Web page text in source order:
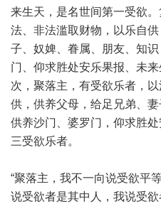
来生天，是名世间第一受欲
法、非法滥取财物，以乐自
子、奴婢、眷属、朋友、知
门、仰求胜处安乐果报、未
次，聚落主，有受欲乐者，
供，供养父母，给足兄弟、
供养沙门、婆罗门，仰求胜
三受欲乐者。
“聚落主，我不一向说受欲平
说受欲者是其中人，我说受